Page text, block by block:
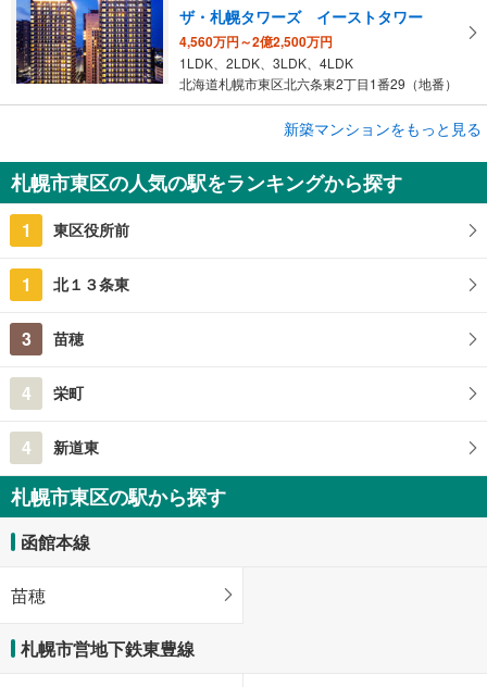
ザ・札幌タワーズ イーストタワー
4,560万円～2億2,500万円
1LDK、2LDK、3LDK、4LDK
北海道札幌市東区北六条東2丁目1番29（地番）
新築マンション
ザ・ライオンズ札幌北九条
5,280万円～7,650万円
2LDK＋SIC、3LDK、3LDK＋WIC、3LDK＋WIC＋SIC
新築マンションをもっと見る
札幌市東区の人気の駅をランキングから探す
1 東区役所前
1 北１３条東
3 苗穂
4 栄町
4 新道東
札幌市東区の駅から探す
函館本線
苗穂
札幌市営地下鉄東豊線